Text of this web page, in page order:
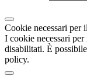
Cookie necessari per
I cookie necessari
disabilitati. È
policy.